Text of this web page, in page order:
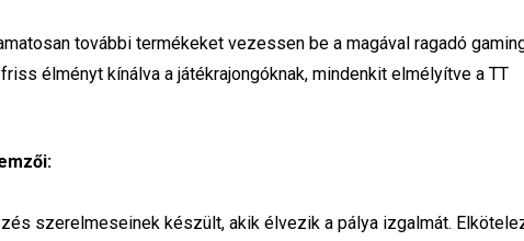
további termékeket vezessen be a magával ragadó
élményt kínálva a játékrajongóknak, mindenkit elmélyítve a TT
szerelmeseinek készült, akik élvezik a pálya izgalmát.